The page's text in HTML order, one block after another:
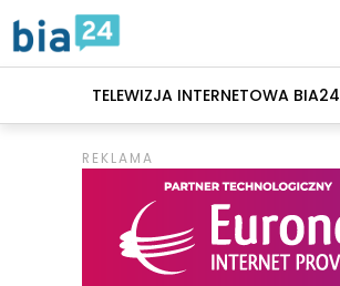
TELEWIZJA INTERNETOWA BIA24